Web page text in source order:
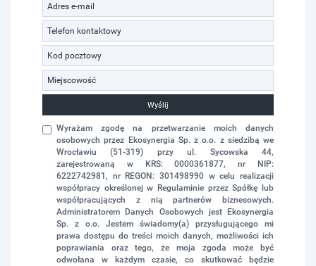
Wyślij
Wyrażam zgodę na przetwarzanie moich danych
osobowych przez Ekosynergia Sp. z o.o. z siedzibą we
Wrocławiu (51-319) przy ul. Sycowska 44,
zarejestrowaną w KRS: 0000361877, nr NIP:
6222742981, nr REGON: 301498990 w celu realizacji
współpracy określonej w Regulaminie przez Spółkę lub
współpracujących z nią partnerów biznesowych.
Administratorem Danych Osobowych jest Ekosynergia
Sp. z o.o. Jestem świadomy(a) przysługującego mi
prawa dostępu do treści moich danych, możliwości ich
poprawiania oraz tego, że moja zgoda może być
odwołana w każdym czasie, co skutkować będzie